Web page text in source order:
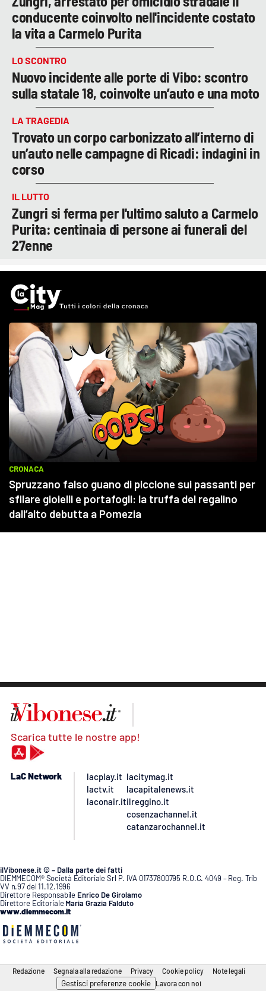
conducente coinvolto nell'incidente costato
la vita a Carmelo Purita
LO SCONTRO
Nuovo incidente alle porte di Vibo: scontro
sulla statale 18, coinvolte un’auto e una moto
LA TRAGEDIA
Trovato un corpo carbonizzato all’interno di
un’auto nelle campagne di Ricadi: indagini in
corso
IL LUTTO
Zungri si ferma per l'ultimo saluto a Carmelo
Purita: centinaia di persone ai funerali del
27enne
Scarica tutte le nostre app!
LaC Network
lacplay.it
lactv.it
laconair.it
lacitymag.it
lacapitalenews.it
ilreggino.it
cosenzachannel.it
catanzarochannel.it
ilVibonese.it © – Dalla parte dei fatti
DIEMMECOM® Società Editoriale Srl P. IVA 01737800795 R.O.C. 4049 – Reg. Trib
VV n.97 del 11.12.1996
Direttore Responsabile Enrico De Girolamo
Direttore Editoriale Maria Grazia Falduto
www.diemmecom.it
Redazione Segnala alla redazione Privacy Cookie policy Note legali
Gestisci preferenze cookie Lavora con noi